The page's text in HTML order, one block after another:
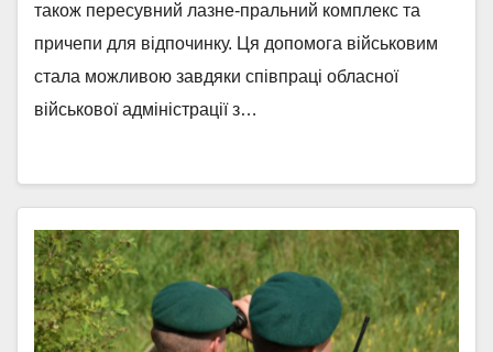
також пересувний лазне-пральний комплекс та
причепи для відпочинку. Ця допомога військовим
стала можливою завдяки співпраці обласної
військової адміністрації з…